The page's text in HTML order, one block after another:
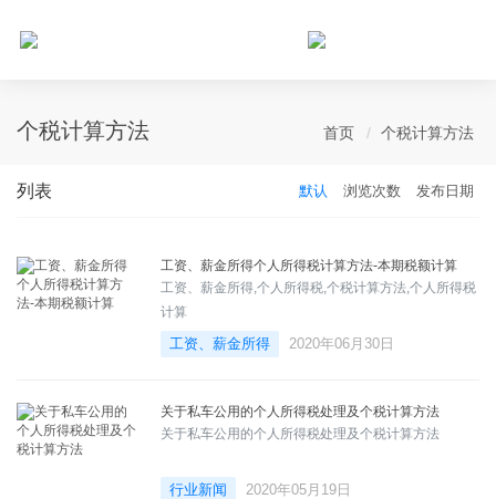
个税计算方法 首页 个税计算方法
列表 默认 浏览次数 发布日期
工资、薪金所得个人所得税计算方法-本期税额计算
工资、薪金所得,个人所得税,个税计算方法,个人所得税
计算
工资、薪金所得 2020年06月30日
关于私车公用的个人所得税处理及个税计算方法
关于私车公用的个人所得税处理及个税计算方法
行业新闻 2020年05月19日